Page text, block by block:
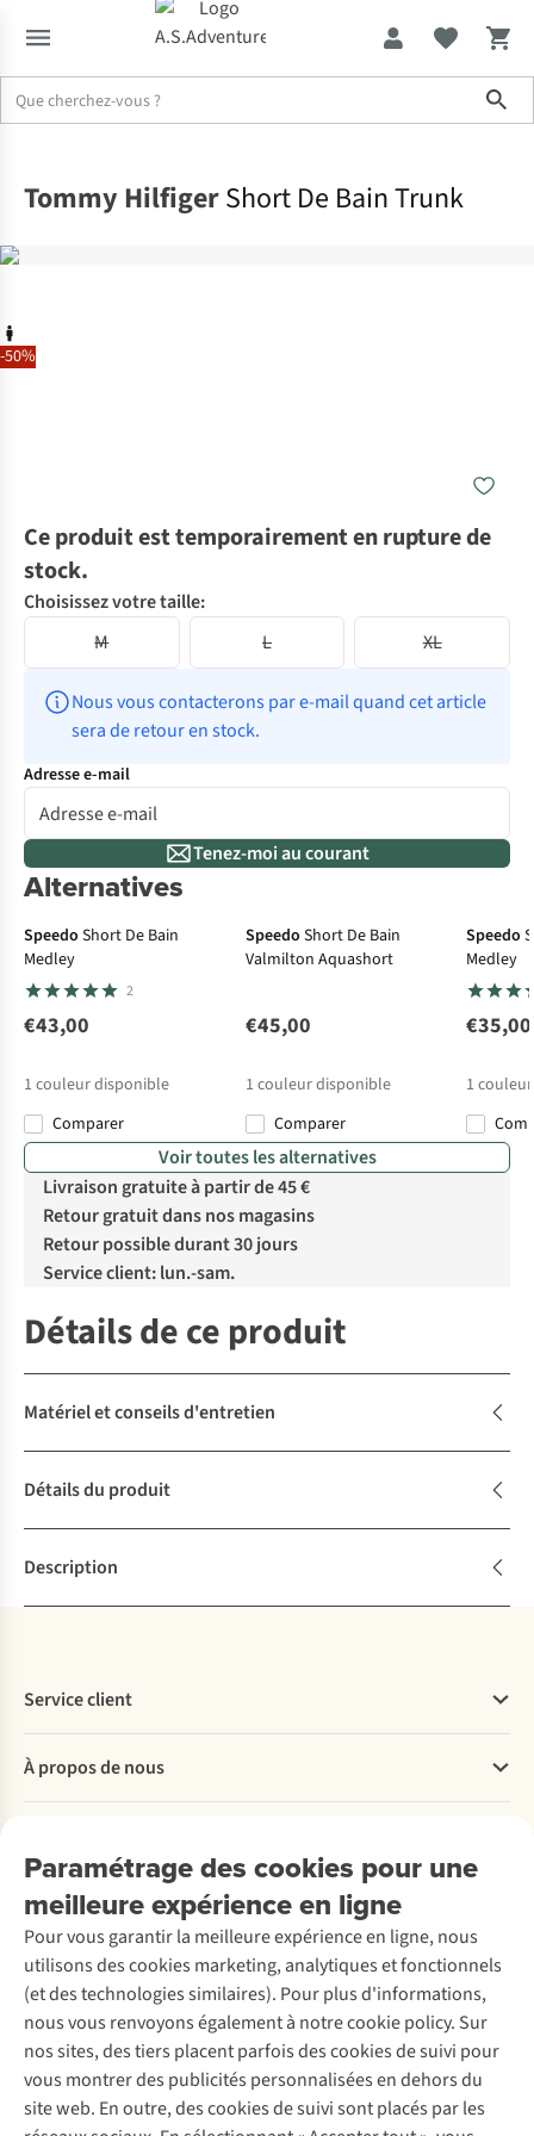
-50%
Tommy HilfigerShort De Bain Trunk
Ce produit est temporairement en rupture de
stock.
Choisissez votre taille:
M
L XL
Nous vous contacterons par e-mail quand cet article
sera de retour en stock.
Adresse e-mail
Tenez-moi au courant
Alternatives
Speedo Short De Bain
Medley
2
€43,00
1 couleur disponible
Comparer
Speedo Short De Bain
Valmilton Aquashort
€45,00
1 couleur disponible
Comparer
Speedo
Medley
€35,00
1
Voir toutes les alternatives
Livraison gratuite à partir de 45 €
Retour gratuit dans nos magasins
Retour possible durant 30 jours
Service client: lun.-sam.
Détails de ce produit
Matériel et conseils d'entretien
Détails du produit
Description
Paramétrage des cookies pour une
meilleure expérience en ligne
Pour vous garantir la meilleure expérience en ligne, nous
utilisons des cookies marketing, analytiques et fonctionnels
(et des technologies similaires). Pour plus d'informations,
nous vous renvoyons également à notre cookie policy. Sur
nos sites, des tiers placent parfois des cookies de suivi pour
vous montrer des publicités personnalisées en dehors du
site web. En outre, des cookies de suivi sont placés par les
Service client
Commander
Payer
Retourner
Rétractation d'une commande
Entretien & réparations
Garantie
Contactez-nous
À propos de nous
Entreprise responsable
À propos d’Ayacucho
Nos magasins
À propos d’A.S.Adventure
Déclaration d'accessibilité
Location / Location sports d’hiver
Seconde-main
Entretien de ski
Service de lavage
Entretien de chaussures
Réparation de chaussures
Réparation de vêtements
Retouches
Pour les entreprises
Découvrez
A.S.Magazine
Explore Camp
Expertise & conseils
Abonnez-vous à la newsletter
Suivez-nous